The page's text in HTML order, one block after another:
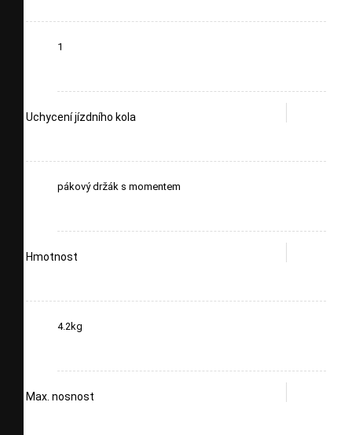
1
Uchycení jízdního kola
pákový držák s momentem
Hmotnost
4.2kg
Max. nosnost